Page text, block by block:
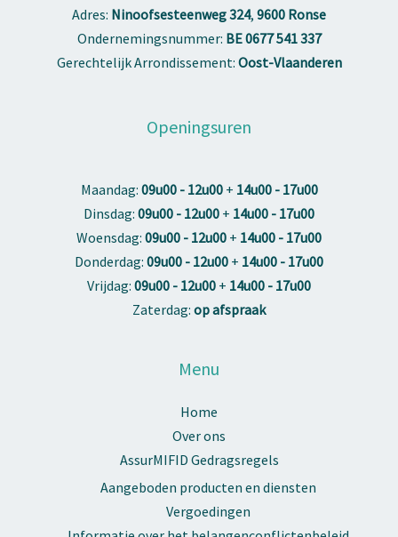
Adres: Ninoofsesteenweg 324, 9600 Ronse
Ondernemingsnummer: BE 0677 541 337
Gerechtelijk Arrondissement: Oost-Vlaanderen
Openingsuren
Maandag: 09u00 - 12u00+ 14u00 - 17u00
Dinsdag: 09u00 - 12u00 + 14u00 - 17u00
Woensdag: 09u00 - 12u00 + 14u00 - 17u00
Donderdag: 09u00 - 12u00 + 14u00 - 17u00
Vrijdag: 09u00 - 12u00 + 14u00 - 17u00
Zaterdag: op afspraak
Menu
Home
Over ons
AssurMIFID Gedragsregels
Aangeboden producten en diensten
Vergoedingen